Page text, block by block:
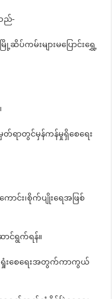
သည်-
ြို့ဆိပ်ကမ်းများမပြောင်းရွှေ့
တ်ရာတွင်မှန်ကန်မှုရှိစေရေး
ာင်း၊စိုက်ပျိုးရေအဖြစ်
င်ရွက်ရန်။
ဆုံးရှုံးစေရေးအတွက်ကာကွယ်